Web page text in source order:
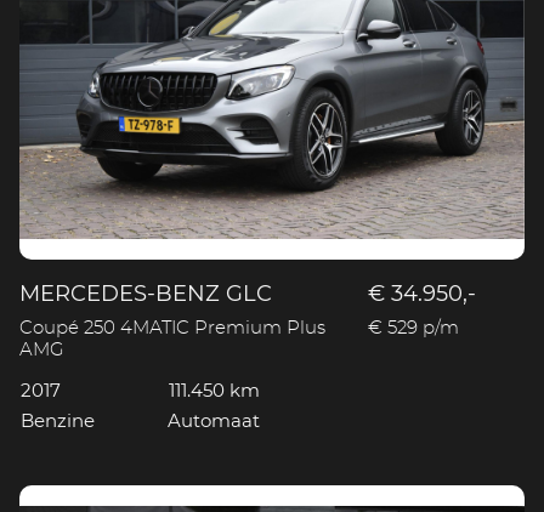
MERCEDES-BENZ GLC
Coupé 250 4MATIC Premium Plus
AMG
€ 34.950,-
€ 529 p/m
2017
111.450 km
Benzine
Automaat